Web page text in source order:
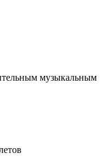
музыкальным